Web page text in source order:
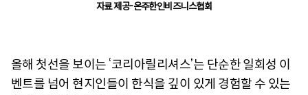
자료 제공-온주한인비즈니스협회
올해 첫선을 보이는 ‘코리아릴리셔스’는 단순한 일회성 이
벤트를 넘어 현지인들이 한식을 깊이 있게 경험할 수 있는